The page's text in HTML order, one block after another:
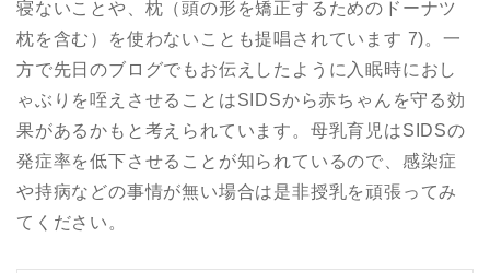
寝ないことや、枕（頭の形を矯正するためのドーナツ
枕を含む）を使わないことも提唱されています 7)。一
方で先日のブログでもお伝えしたように入眠時におし
ゃぶりを咥えさせることはSIDSから赤ちゃんを守る効
果があるかもと考えられています。母乳育児はSIDSの
発症率を低下させることが知られているので、感染症
や持病などの事情が無い場合は是非授乳を頑張ってみ
てください。